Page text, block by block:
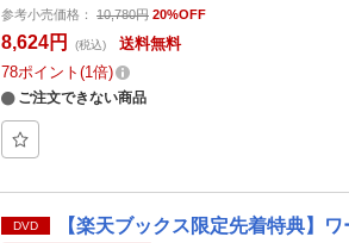
参考小売価格：
10,780円 20%OFF
8,624円 (税込)
送料無料
78ポイント 1倍
ご注文できない商品
DVD 【楽天ブックス限定先着特典】